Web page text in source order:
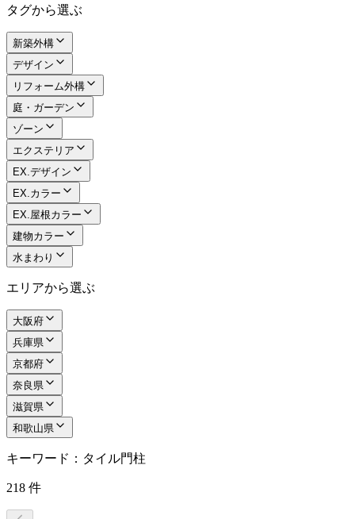
タグから選ぶ
新築外構
デザイン
リフォーム外構
庭・ガーデン
ゾーン
エクステリア
EX.デザイン
EX.カラー
EX.屋根カラー
建物カラー
水まわり
エリアから選ぶ
大阪府
兵庫県
京都府
奈良県
滋賀県
和歌山県
キーワード：タイル門柱
218 件